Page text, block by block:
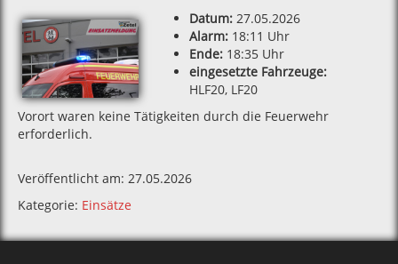
Datum: 27.05.2026
Alarm:18:11 Uhr
Ende: 18:35 Uhr
eingesetzte Fahrzeuge:
HLF20, LF20
Vorort waren keine Tätigkeiten durch die Feuerwehr
erforderlich.
Veröffentlicht am: 27.05.2026
Kategorie: Einsätze